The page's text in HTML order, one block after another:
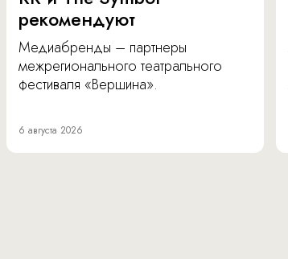
рекомендуют
Медиабренды – партнеры
межрегионального театрального
фестиваля «Вершина».
6 августа 2026